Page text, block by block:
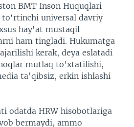
BMT Inson Huquqlari
to‘rtinchi universal davriy
hay'at mustaqil
ham tingladi. Hukumatga
kerak, deya eslatadi
mutlaq to'xtatilishi,
ta'qibsiz, erkin ishlashi
odatda HRW hisobotlariga
bermaydi, ammo